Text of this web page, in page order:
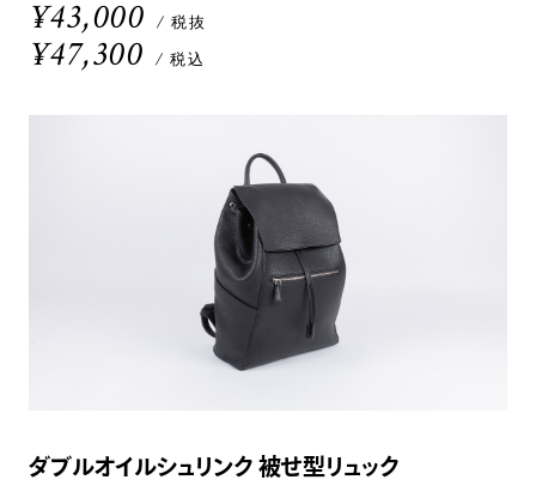
¥43,000 / 税抜
¥47,300 / 税込
ダブルオイルシュリンク 被せ型リュック